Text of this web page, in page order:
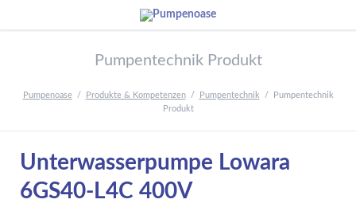
Pumpentechnik Produkt
Pumpenoase Produkte & Kompetenzen Pumpentechnik
Pumpentechnik
Produkt
Unterwasserpumpe Lowara
6GS40-L4C 400V